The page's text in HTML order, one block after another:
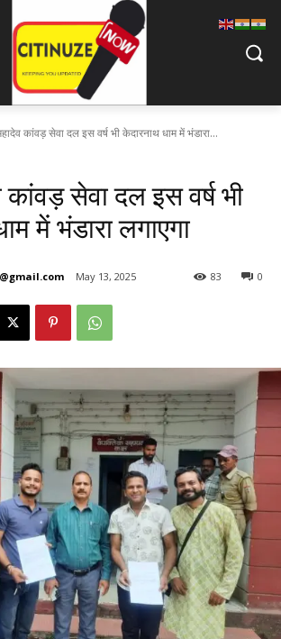
कांवड़ सेवा दल इस वर्ष भी केदारनाथ धाम में भंडारा...
सेवा दल इस वर्ष भी
में भंडारा लगाएगा
May 13, 2025 0
83